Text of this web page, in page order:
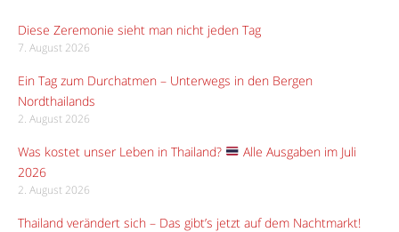
Diese Zeremonie sieht man nicht jeden Tag
7. August 2026
Ein Tag zum Durchatmen – Unterwegs in den Bergen
Nordthailands
2. August 2026
Was kostet unser Leben in Thailand?
Alle Ausgaben im Juli
2026
2. August 2026
Thailand verändert sich – Das gibt’s jetzt auf dem Nachtmarkt!